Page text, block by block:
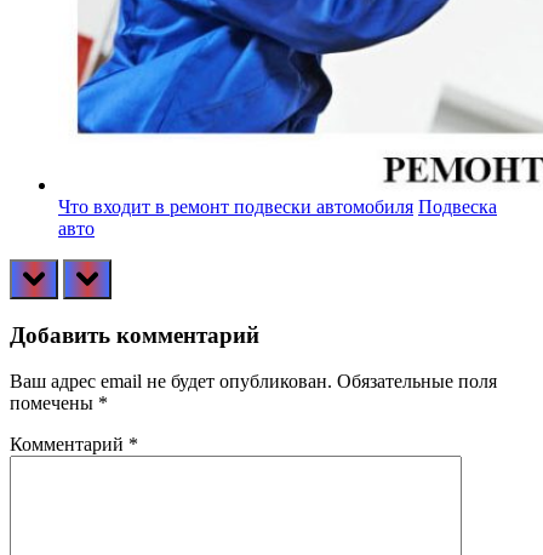
Что входит в ремонт подвески автомобиля Подвеска
авто
prev next
Добавить комментарий
Ваш адрес email не будет опубликован. Обязательные поля
помечены *
Комментарий *